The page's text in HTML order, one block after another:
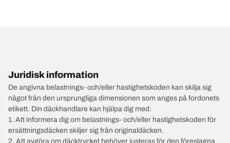
Juridisk information
De angivna belastnings- och/eller hastighetskoden kan skilja sig
något från den ursprungliga dimensionen som anges på fordonets
etikett. Din däckhandlare kan hjälpa dig med:
1. Att informera dig om belastnings- och/eller hastighetskoden för
ersättningsdäcken skiljer sig från originaldäcken.
2. Att avgöra om däcktrycket behöver justeras för den föreslagna